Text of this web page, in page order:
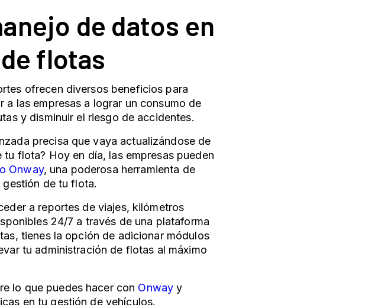
de datos en
flotas
ofrecen diversos beneficios para
a las empresas a lograr un consumo de
y disminuir el riesgo de accidentes.
precisa que vaya actualizándose de
flota? Hoy en día, las empresas pueden
Onway, una poderosa herramienta de
gestión de tu flota.
a reportes de viajes, kilómetros
24/7 a través de una plataforma
tienes la opción de adicionar módulos
tu administración de flotas al máximo
lo que puedes hacer con Onway y
en tu gestión de vehículos.